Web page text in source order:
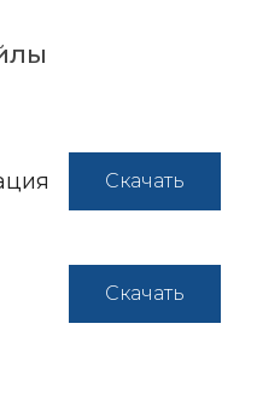
Скачать
Скачать